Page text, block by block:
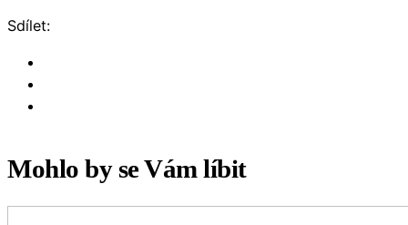
Sdílet:
Mohlo by se Vám líbit